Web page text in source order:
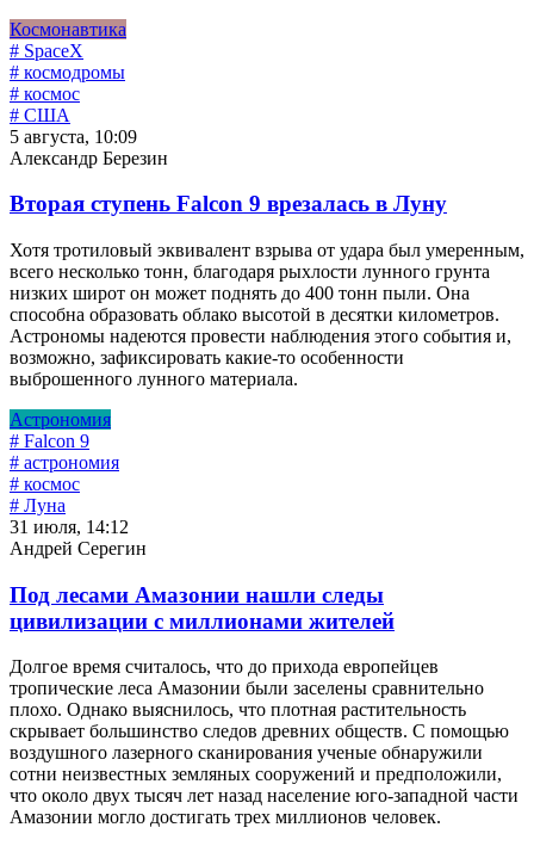
Космонавтика
# SpaceX
# космодромы
# космос
# США
5 августа, 10:09
Александр Березин
Вторая ступень Falcon 9 врезалась в Луну
Хотя тротиловый эквивалент взрыва от удара был умеренным,
всего несколько тонн, благодаря рыхлости лунного грунта
низких широт он может поднять до 400 тонн пыли. Она
способна образовать облако высотой в десятки километров.
Астрономы надеются провести наблюдения этого события и,
возможно, зафиксировать какие-то особенности
выброшенного лунного материала.
Астрономия
# Falcon 9
# астрономия
# космос
# Луна
31 июля, 14:12
Андрей Серегин
Под лесами Амазонии нашли следы
цивилизации с миллионами жителей
Долгое время считалось, что до прихода европейцев
тропические леса Амазонии были заселены сравнительно
плохо. Однако выяснилось, что плотная растительность
скрывает большинство следов древних обществ. С помощью
воздушного лазерного сканирования ученые обнаружили
сотни неизвестных земляных сооружений и предположили,
что около двух тысяч лет назад население юго-западной части
Амазонии могло достигать трех миллионов человек.